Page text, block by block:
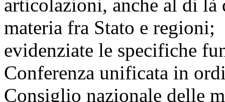
articolazioni, anche al di là
materia fra Stato e regioni;
evidenziate le specifiche
Conferenza unificata in
Consiglio nazionale delle